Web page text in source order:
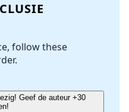
follow these